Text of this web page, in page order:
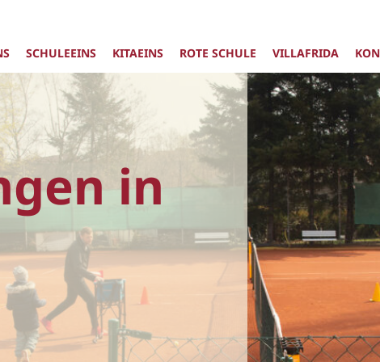
SCHULEEINS KITAEINS ROTE SCHULE VILLAFRIDA
in